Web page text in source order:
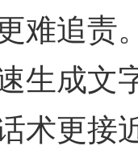
难追责
生成文
术更接